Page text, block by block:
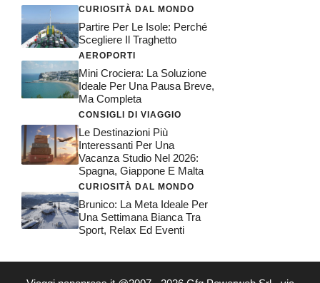
CURIOSITÀ DAL MONDO
Partire Per Le Isole: Perché
Scegliere Il Traghetto
AEROPORTI
Mini Crociera: La Soluzione
Ideale Per Una Pausa Breve,
Ma Completa
CONSIGLI DI VIAGGIO
Le Destinazioni Più
Interessanti Per Una
Vacanza Studio Nel 2026:
Spagna, Giappone E Malta
CURIOSITÀ DAL MONDO
Brunico: La Meta Ideale Per
Una Settimana Bianca Tra
Sport, Relax Ed Eventi